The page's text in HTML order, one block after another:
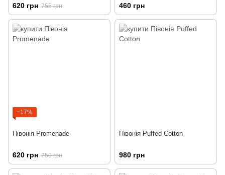
620 грн 755 грн 460 грн
−17%
Півонія Promenade
620 грн 750 грн
Півонія Puffed Cotton
980 грн